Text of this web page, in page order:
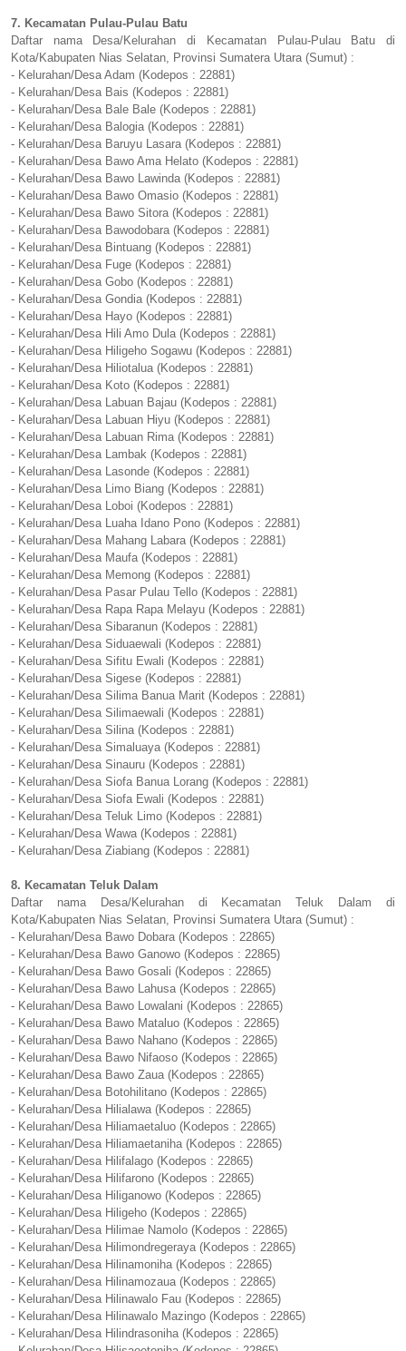
7. Kecamatan Pulau-Pulau Batu
Daftar nama Desa/Kelurahan di Kecamatan Pulau-Pulau Batu di
Kota/Kabupaten Nias Selatan, Provinsi Sumatera Utara (Sumut) :
- Kelurahan/Desa Adam (Kodepos : 22881)
- Kelurahan/Desa Bais (Kodepos : 22881)
- Kelurahan/Desa Bale Bale (Kodepos : 22881)
- Kelurahan/Desa Balogia (Kodepos : 22881)
- Kelurahan/Desa Baruyu Lasara (Kodepos : 22881)
- Kelurahan/Desa Bawo Ama Helato (Kodepos : 22881)
- Kelurahan/Desa Bawo Lawinda (Kodepos : 22881)
- Kelurahan/Desa Bawo Omasio (Kodepos : 22881)
- Kelurahan/Desa Bawo Sitora (Kodepos : 22881)
- Kelurahan/Desa Bawodobara (Kodepos : 22881)
- Kelurahan/Desa Bintuang (Kodepos : 22881)
- Kelurahan/Desa Fuge (Kodepos : 22881)
- Kelurahan/Desa Gobo (Kodepos : 22881)
- Kelurahan/Desa Gondia (Kodepos : 22881)
- Kelurahan/Desa Hayo (Kodepos : 22881)
- Kelurahan/Desa Hili Amo Dula (Kodepos : 22881)
- Kelurahan/Desa Hiligeho Sogawu (Kodepos : 22881)
- Kelurahan/Desa Hiliotalua (Kodepos : 22881)
- Kelurahan/Desa Koto (Kodepos : 22881)
- Kelurahan/Desa Labuan Bajau (Kodepos : 22881)
- Kelurahan/Desa Labuan Hiyu (Kodepos : 22881)
- Kelurahan/Desa Labuan Rima (Kodepos : 22881)
- Kelurahan/Desa Lambak (Kodepos : 22881)
- Kelurahan/Desa Lasonde (Kodepos : 22881)
- Kelurahan/Desa Limo Biang (Kodepos : 22881)
- Kelurahan/Desa Loboi (Kodepos : 22881)
- Kelurahan/Desa Luaha Idano Pono (Kodepos : 22881)
- Kelurahan/Desa Mahang Labara (Kodepos : 22881)
- Kelurahan/Desa Maufa (Kodepos : 22881)
- Kelurahan/Desa Memong (Kodepos : 22881)
- Kelurahan/Desa Pasar Pulau Tello (Kodepos : 22881)
- Kelurahan/Desa Rapa Rapa Melayu (Kodepos : 22881)
- Kelurahan/Desa Sibaranun (Kodepos : 22881)
- Kelurahan/Desa Siduaewali (Kodepos : 22881)
- Kelurahan/Desa Sifitu Ewali (Kodepos : 22881)
- Kelurahan/Desa Sigese (Kodepos : 22881)
- Kelurahan/Desa Silima Banua Marit (Kodepos : 22881)
- Kelurahan/Desa Silimaewali (Kodepos : 22881)
- Kelurahan/Desa Silina (Kodepos : 22881)
- Kelurahan/Desa Simaluaya (Kodepos : 22881)
- Kelurahan/Desa Sinauru (Kodepos : 22881)
- Kelurahan/Desa Siofa Banua Lorang (Kodepos : 22881)
- Kelurahan/Desa Siofa Ewali (Kodepos : 22881)
- Kelurahan/Desa Teluk Limo (Kodepos : 22881)
- Kelurahan/Desa Wawa (Kodepos : 22881)
- Kelurahan/Desa Ziabiang (Kodepos : 22881)
8. Kecamatan Teluk Dalam
Daftar nama Desa/Kelurahan di Kecamatan Teluk Dalam di
Kota/Kabupaten Nias Selatan, Provinsi Sumatera Utara (Sumut) :
- Kelurahan/Desa Bawo Dobara (Kodepos : 22865)
- Kelurahan/Desa Bawo Ganowo (Kodepos : 22865)
- Kelurahan/Desa Bawo Gosali (Kodepos : 22865)
- Kelurahan/Desa Bawo Lahusa (Kodepos : 22865)
- Kelurahan/Desa Bawo Lowalani (Kodepos : 22865)
- Kelurahan/Desa Bawo Mataluo (Kodepos : 22865)
- Kelurahan/Desa Bawo Nahano (Kodepos : 22865)
- Kelurahan/Desa Bawo Nifaoso (Kodepos : 22865)
- Kelurahan/Desa Bawo Zaua (Kodepos : 22865)
- Kelurahan/Desa Botohilitano (Kodepos : 22865)
- Kelurahan/Desa Hilialawa (Kodepos : 22865)
- Kelurahan/Desa Hiliamaetaluo (Kodepos : 22865)
- Kelurahan/Desa Hiliamaetaniha (Kodepos : 22865)
- Kelurahan/Desa Hilifalago (Kodepos : 22865)
- Kelurahan/Desa Hilifarono (Kodepos : 22865)
- Kelurahan/Desa Hiliganowo (Kodepos : 22865)
- Kelurahan/Desa Hiligeho (Kodepos : 22865)
- Kelurahan/Desa Hilimae Namolo (Kodepos : 22865)
- Kelurahan/Desa Hilimondregeraya (Kodepos : 22865)
- Kelurahan/Desa Hilinamoniha (Kodepos : 22865)
- Kelurahan/Desa Hilinamozaua (Kodepos : 22865)
- Kelurahan/Desa Hilinawalo Fau (Kodepos : 22865)
- Kelurahan/Desa Hilinawalo Mazingo (Kodepos : 22865)
- Kelurahan/Desa Hilindrasoniha (Kodepos : 22865)